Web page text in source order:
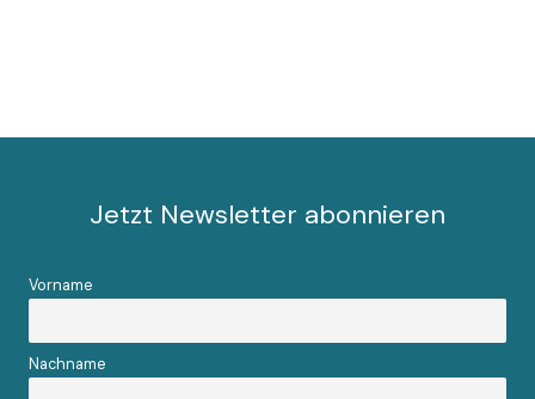
Jetzt Newsletter abonnieren
Vorname
Nachname